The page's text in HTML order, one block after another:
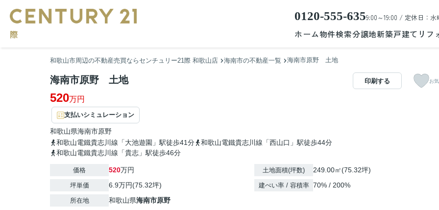
0120-555-6359:00～19:00 / 定休日：水
ホーム物件検索分譲地新築戸建て リフ
和歌山市周辺の不動産売買ならセンチュリー21際 和歌山店 海南市の不動産一覧 海南市原野 土地
海南市原野 土地
520万円
支払いシミュレーション
和歌山県海南市原野
和歌山電鐵貴志川線「大池遊園」駅徒歩41分
和歌山電鐵貴志川線「西山口」駅徒歩44分
和歌山電鐵貴志川線「貴志」駅徒歩46分
印刷する お
価格 520万円
坪単価 6.9万円(75.32坪)
所在地 和歌山県海南市原野
土地面積(坪数) 249.00㎡(75.32坪)
建ぺい率 / 容積率 70% / 200%